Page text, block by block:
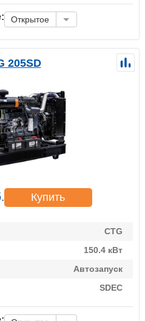
Открытое
205SD
Купить
CTG
150.4 кВт
Автозапуск
SDEC